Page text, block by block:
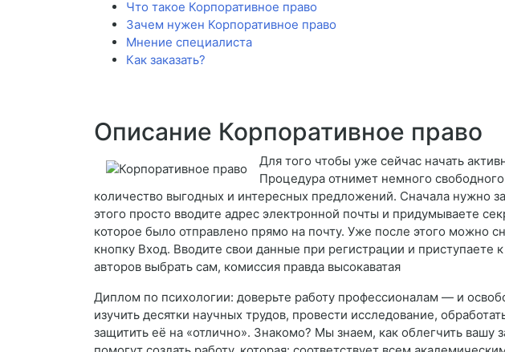
Что такое Корпоративное право
Зачем нужен Корпоративное право
Мнение специалиста
Как заказать?
Описание Корпоративное право
Для того чтобы уже сейчас начать
Процедура отнимет немного
количество выгодных и интересных предложений. Сначала нужно
этого просто вводите адрес электронной почты и придумываете
которое было отправлено прямо на почту. Уже после этого можно
кнопку Вход. Вводите свои данные при регистрации и
авторов выбрать сам, комиссия правда высокаватая
Диплом по психологии: доверьте работу профессионалам — и
изучить десятки научных трудов, провести исследование,
защитить её на «отлично». Знакомо? Мы знаем, как облегчить